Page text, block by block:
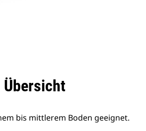
Übersicht
bis mittlerem Boden geeignet.